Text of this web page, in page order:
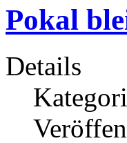
Pokal
Details